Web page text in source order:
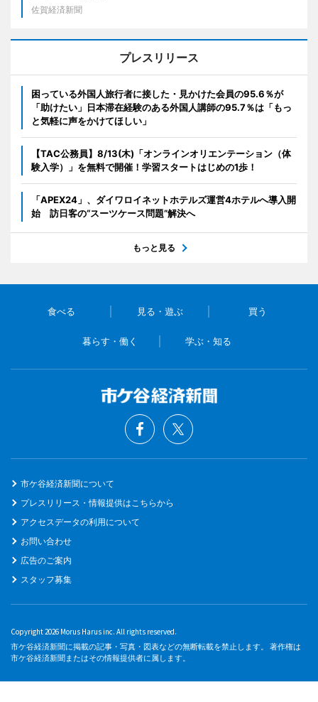
佐賀経済新聞
プレスリリース
困っている外国人旅行者に接した・見かけた会員の95.6％が
「助けたい」日本滞在経験のある外国人講師の95.7％は「もっ
と気軽に声をかけてほしい」
【TAC公務員】8/13(木)「オンラインオリエンテーション（体
験入学）」を無料で開催！学習スタートはじめの1歩！
「APEX24」、ダイワロイネットホテルズ運営4ホテルへ導入開
始 訪日客の“スーツケース問題”解決へ
もっと見る
食べる 見る・遊ぶ 買う
暮らす・働く 学ぶ・知る
市ケ谷経済新聞について
プレスリリース・情報提供はこちらから
アクセスデータの利用について
お問い合わせ
広告のご案内
スタッフ募集
Copyright 2026 Morus Harus inc. All rights reserved.
市ケ谷経済新聞に掲載の記事・写真・図表などの無断転載を禁止します。 著作権は
市ケ谷経済新聞またはその情報提供者に属します。